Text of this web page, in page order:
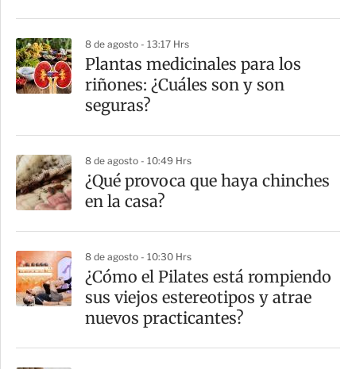
8 de agosto - 13:17 Hrs
Plantas medicinales para los
riñones: ¿Cuáles son y son
seguras?
8 de agosto - 10:49 Hrs
¿Qué provoca que haya chinches
en la casa?
8 de agosto - 10:30 Hrs
¿Cómo el Pilates está rompiendo
sus viejos estereotipos y atrae
nuevos practicantes?